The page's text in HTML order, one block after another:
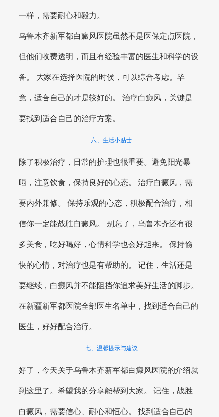
一样，需要耐心和毅力。
乌鲁木齐新军都白癜风医院虽然不是医保定点医院，
但他们收费透明，而且有经验丰富的医生和科学的设
备。 大家在选择医院的时候，可以综合考虑。毕
竟，适合自己的才是较好的。 治疗白癜风，关键是
要找到适合自己的治疗方案。
六、生活小贴士
除了积极治疗，日常的护理也很重要。避免阳光暴
晒，注意饮食，保持良好的心态。 治疗白癜风，需
要内外兼修。 保持乐观的心态，积极配合治疗，相
信你一定能战胜白癜风。 别忘了，乌鲁木齐还有很
多美食，吃好喝好，心情科学也会好起来。 保持愉
快的心情，对治疗也是有帮助的。 记住，生活还是
要继续，白癜风并不能阻挡你追求美好生活的脚步。
在新疆新军都医院全部医生名单中，找到适合自己的
医生，好好配合治疗。
七、温馨提示与建议
好了，今天关于乌鲁木齐新军都白癜风医院的介绍就
到这里了。希望我的分享能帮到大家。 记住，战胜
白癜风，需要信心、耐心和恒心。 找到适合自己的